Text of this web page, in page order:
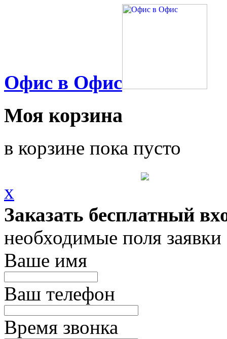
Офис в Офис
Моя корзина
в корзине пока пусто
x
Заказать бесплатный
необходимые поля заявки
Ваше имя
Ваш телефон
Время звонка